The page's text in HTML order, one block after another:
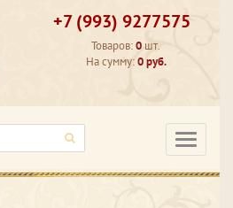
+7 (993) 9277575
Товаров:0 шт.
На сумму:0 руб.